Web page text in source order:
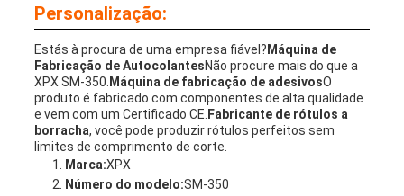
Personalização:
Estás à procura de uma empresa fiável? Máquina de
Fabricação de AutocolantesNão procure mais do que a
XPX SM-350. Máquina de fabricação de adesivosO
produto é fabricado com componentes de alta qualidade
e vem com um Certificado CE. Fabricante de rótulos a
borracha, você pode produzir rótulos perfeitos sem
limites de comprimento de corte.
Marca:XPX
Número do modelo:SM-350